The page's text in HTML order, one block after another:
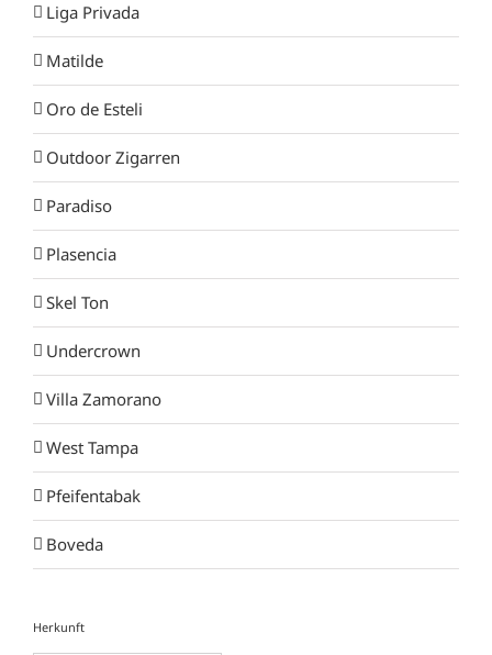
Liga Privada
Matilde
Oro de Esteli
Outdoor Zigarren
Paradiso
Plasencia
Skel Ton
Undercrown
Villa Zamorano
West Tampa
Pfeifentabak
Boveda
Herkunft